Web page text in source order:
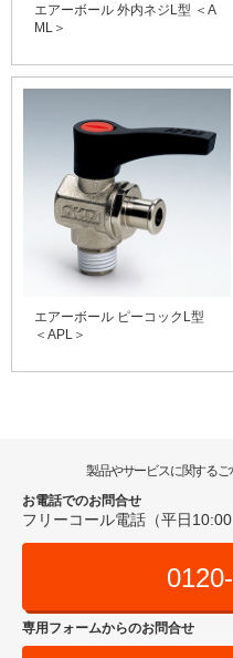
エアーボール 外内ネジL型 ＜A
ML＞
エアーボール ピーコックL型
＜APL＞
製品やサービスに関する
お電話でのお問合せ
フリーコール電話（平日10:00
専用フォームからのお問合せ